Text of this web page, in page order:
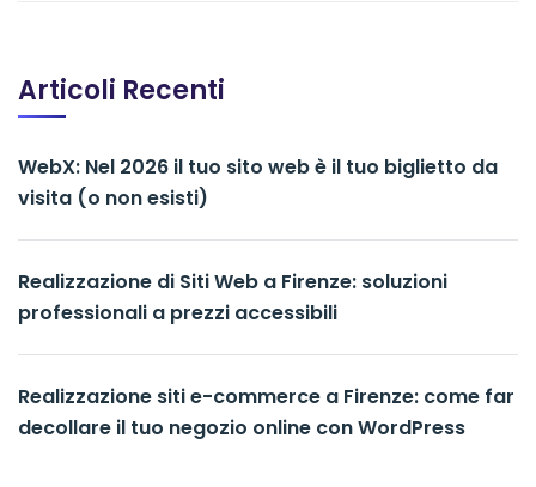
Articoli Recenti
WebX: Nel 2026 il tuo sito web è il tuo biglietto da
visita (o non esisti)
Realizzazione di Siti Web a Firenze: soluzioni
professionali a prezzi accessibili
Realizzazione siti e-commerce a Firenze: come far
decollare il tuo negozio online con WordPress